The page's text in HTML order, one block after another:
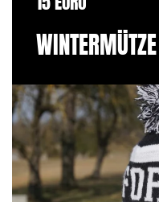
WINTERMÜTZE